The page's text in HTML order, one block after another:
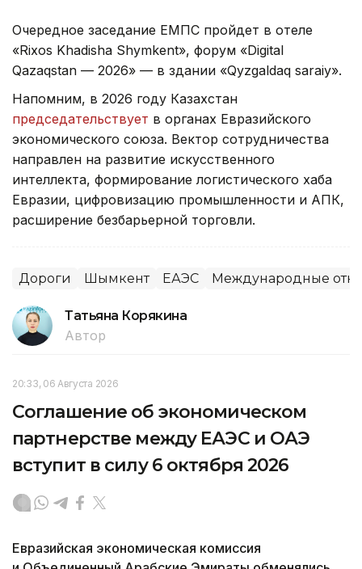
Очередное заседание ЕМПС пройдет в отеле
«Rixos Khadisha Shymkent», форум «Digital
Qazaqstan — 2026» — в здании «Qyzgaldaq saraiy».
Напомним, в 2026 году Казахстан
председательствует в органах Евразийского
экономического союза. Вектор сотрудничества
направлен на развитие искусственного
интеллекта, формирование логистического хаба
Евразии, цифровизацию промышленности и АПК,
расширение безбарьерной торговли.
Дороги Шымкент ЕАЭС Международные
Татьяна Корякина
Автор
20:33, 06 Августа 2026
Соглашение об экономическом
партнерстве между ЕАЭС и ОАЭ
вступит в силу 6 октября 2026
Евразийская экономическая комиссия